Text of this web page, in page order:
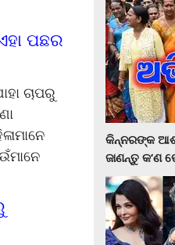
ପଛର
ଚାପରୁ
କିନ୍ନରଙ୍କ
ଜାଣନ୍ତୁ କ’ଣ